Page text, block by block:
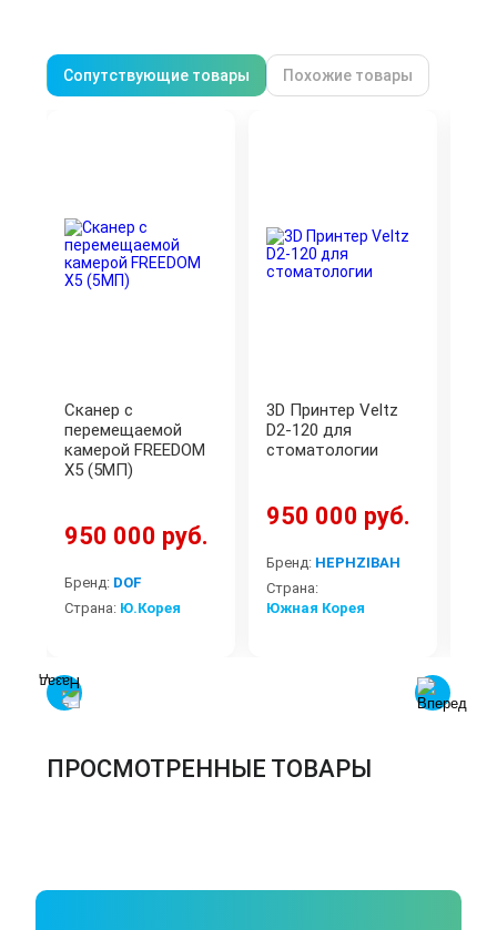
Сопутствующие товары Похожие товары
Сканер с
перемещаемой
камерой FREEDOM
X5 (5МП)
950 000 руб.
Бренд: DOF
Страна: Ю.Корея
3D Принтер Veltz
D2-120 для
стоматологии
950 000 руб.
Бренд: HEPHZIBAH
Страна:
Южная Корея
ПРОСМОТРЕННЫЕ ТОВАРЫ